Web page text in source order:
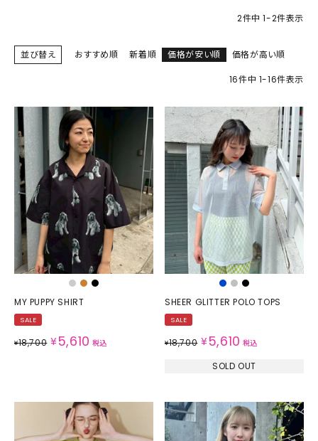
2件中 1-2件表示
並び替え おすすめ順 新着順 価格が安い順 価格が高い順
16件中 1-16件表示
MY PUPPY SHIRT
SALE
¥18,700 ¥ 5,610 税込
SHEER GLITTER POLO TOPS
SALE
¥18,700 ¥ 5,610 税込
SOLD OUT